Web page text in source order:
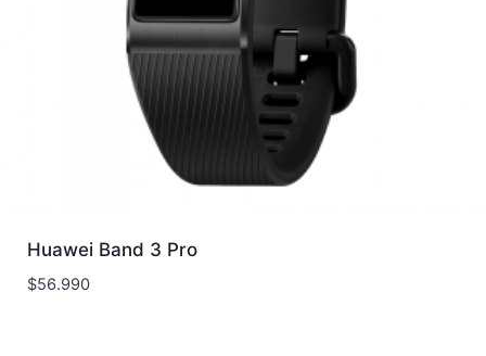
Huawei Band 3 Pro
$56.990